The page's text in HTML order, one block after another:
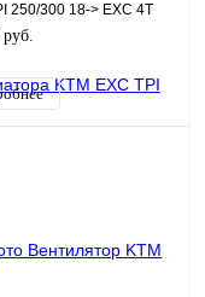
250/300 18-> EXC 4T
450/500 18->
руб.